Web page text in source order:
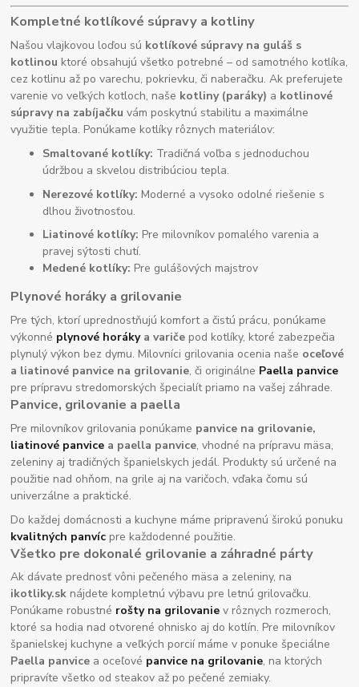
Kompletné kotlíkové súpravy a kotliny
Našou vlajkovou loďou sú kotlíkové súpravy na guláš s
kotlinou ktoré obsahujú všetko potrebné – od samotného kotlíka,
cez kotlinu až po varechu, pokrievku, či naberačku. Ak preferujete
varenie vo veľkých kotloch, naše kotliny (paráky) a kotlinové
súpravy na zabíjačku vám poskytnú stabilitu a maximálne
využitie tepla. Ponúkame kotlíky rôznych materiálov:
Smaltované kotlíky: Tradičná voľba s jednoduchou
údržbou a skvelou distribúciou tepla.
Nerezové kotlíky: Moderné a vysoko odolné riešenie s
dlhou životnosťou.
Liatinové kotlíky: Pre milovníkov pomalého varenia a
pravej sýtosti chutí.
Medené kotlíky: Pre gulášových majstrov
Plynové horáky a grilovanie
Pre tých, ktorí uprednostňujú komfort a čistú prácu, ponúkame
výkonné plynové horákya variče pod kotlíky, ktoré zabezpečia
plynulý výkon bez dymu. Milovníci grilovania ocenia naše oceľové
a liatinové panvice na grilovanie, či originálne Paella panvice
pre prípravu stredomorských špecialít priamo na vašej záhrade.
Panvice, grilovanie a paella
Pre milovníkov grilovania ponúkame panvice na grilovanie,
liatinové panvice a paella panvice, vhodné na prípravu mäsa,
zeleniny aj tradičných španielskych jedál. Produkty sú určené na
použitie nad ohňom, na grile aj na varičoch, vďaka čomu sú
univerzálne a praktické.
Do každej domácnosti a kuchyne máme pripravenú širokú ponuku
kvalitných panvíc pre každodenné použitie.
Všetko pre dokonalé grilovanie a záhradné párty
Ak dávate prednosť vôni pečeného mäsa a zeleniny, na
ikotliky.sk nájdete kompletnú výbavu pre letnú grilovačku.
Ponúkame robustné rošty na grilovanie v rôznych rozmeroch,
ktoré sa hodia nad otvorené ohnisko aj do kotlín. Pre milovníkov
španielskej kuchyne a veľkých porcií máme v ponuke špeciálne
Paella panvice a oceľové panvice na grilovanie, na ktorých
pripravíte všetko od steakov až po pečené zemiaky.